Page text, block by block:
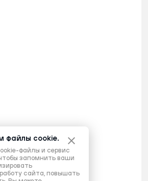
файлы cookie.
файлы и сервис
запомнить ваши
сайта, повышать